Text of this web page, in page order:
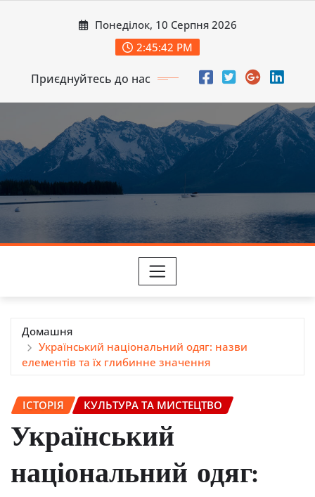
Понеділок, 10 Серпня 2026
2:45:43 PM
Приєднуйтесь до нас
Домашня
Український національний одяг: назви
елементів та їх глибинне значення
ІСТОРІЯ КУЛЬТУРА ТА МИСТЕЦТВО
Український
національний одяг: